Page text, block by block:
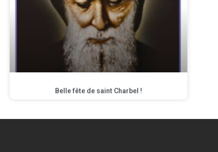
Belle fête de saint Charbel !